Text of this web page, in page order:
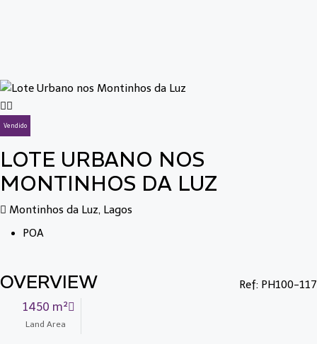
Vendido
LOTE URBANO NOS
MONTINHOS DA LUZ
Montinhos da Luz, Lagos
POA
OVERVIEW Ref: PH100-117
1450 m²
Land Area